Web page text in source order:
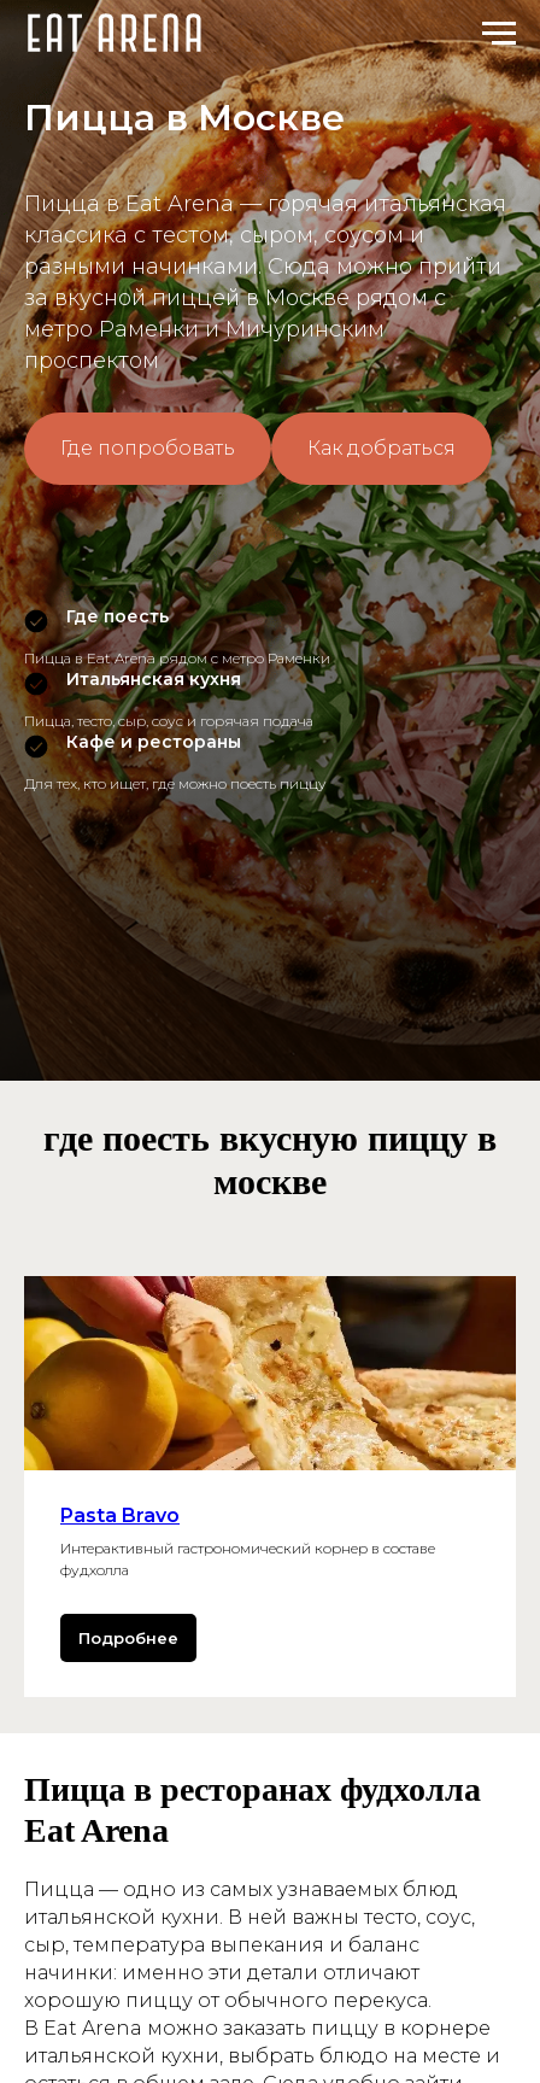
Пицца в Москве
Пицца в Eat Arena — горячая итальянская
классика с тестом, сыром, соусом и
разными начинками. Сюда можно прийти
за вкусной пиццей в Москве рядом с
метро Раменки и Мичуринским
проспектом
Где попробовать Как добраться
Где поесть
Пицца в Eat Arena рядом с метро Раменки
Итальянская кухня
Пицца, тесто, сыр, соус и горячая подача
Кафе и рестораны
Для тех, кто ищет, где можно поесть пиццу
где поесть вкусную пиццу в
москве
Pasta Bravo
Интерактивный гастрономический корнер в составе
фудхолла
Подробнее
Пицца в ресторанах фудхолла
Eat Arena
Пицца — одно из самых узнаваемых блюд
итальянской кухни. В ней важны тесто, соус,
сыр, температура выпекания и баланс
начинки: именно эти детали отличают
хорошую пиццу от обычного перекуса.
В Eat Arena можно заказать пиццу в корнере
итальянской кухни, выбрать блюдо на месте и